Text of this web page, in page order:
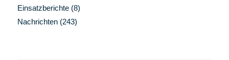
Einsatzberichte(8)
Nachrichten(243)